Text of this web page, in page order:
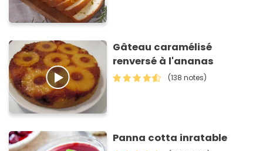
Gâteau caramélisé
renversé à l'ananas
(138 notes)
Panna cotta inratable